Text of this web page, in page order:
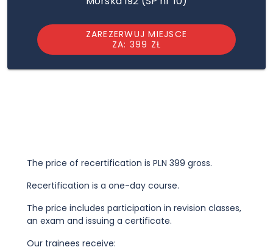
ZAREZERWUJ MIEJSCE
ZA: 399 ZŁ
The price of recertification is PLN 399 gross.
Recertification is a one-day course.
The price includes participation in revision classes,
an exam and issuing a certificate.
Our trainees receive: